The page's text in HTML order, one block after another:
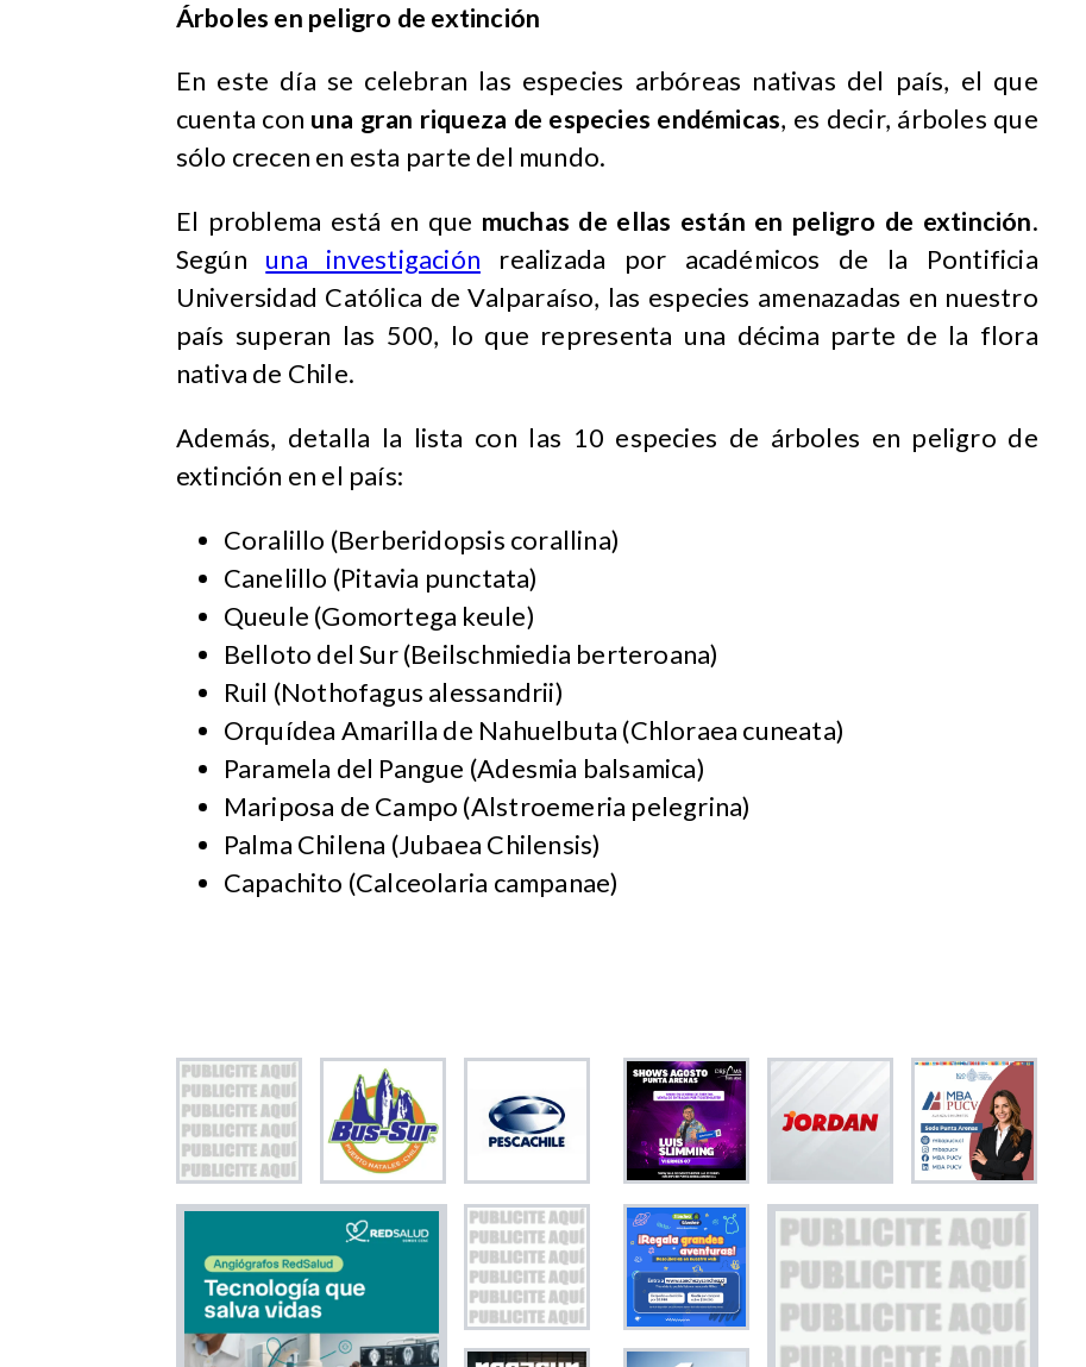
Árboles en peligro de extinción
En este día se celebran las especies arbóreas nativas del país, el que
cuenta con una gran riqueza de especies endémicas, es decir, árboles que
sólo crecen en esta parte del mundo.
El problema está en que muchas de ellas están en peligro de extinción.
Según una investigación realizada por académicos de la Pontificia
Universidad Católica de Valparaíso, las especies amenazadas en nuestro
país superan las 500, lo que representa una décima parte de la flora
nativa de Chile.
Además, detalla la lista con las 10 especies de árboles en peligro de
extinción en el país:
Coralillo (Berberidopsis corallina)
Canelillo (Pitavia punctata)
Queule (Gomortega keule)
Belloto del Sur (Beilschmiedia berteroana)
Ruil (Nothofagus alessandrii)
Orquídea Amarilla de Nahuelbuta (Chloraea cuneata)
Paramela del Pangue (Adesmia balsamica)
Mariposa de Campo (Alstroemeria pelegrina)
Palma Chilena (Jubaea Chilensis)
Capachito (Calceolaria campanae)